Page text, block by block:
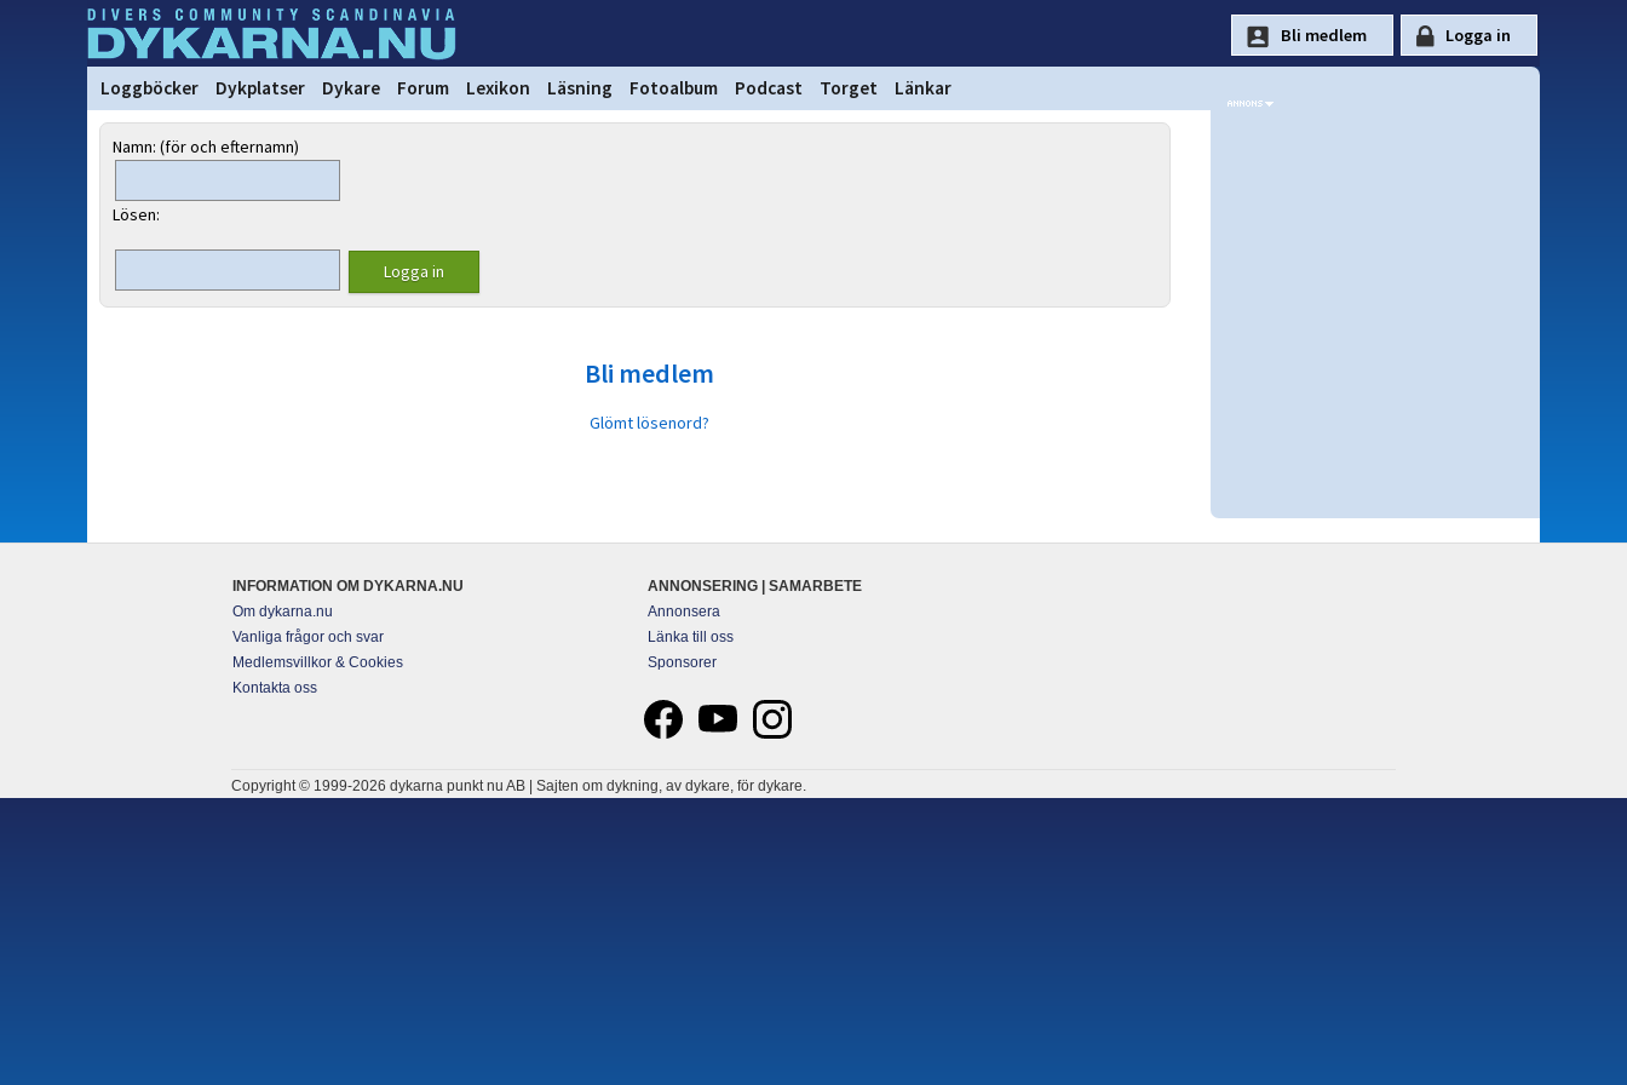
Loggböcker Dykplatser Dykare Forum Lexikon Läsning Fotoalbum Podcast Torget Länkar
Namn: (för och efternamn)
Lösen:
Bli medlem
Glömt lösenord?
INFORMATION OM DYKARNA.NU
Om dykarna.nu
Vanliga frågor och svar
Medlemsvillkor & Cookies
Kontakta oss
ANNONSERING | SAMARBETE
Annonsera
Länka till oss
Sponsorer
Copyright © 1999-2026 dykarna punkt nu AB | Sajten om dykning, av dykare, för dykare.